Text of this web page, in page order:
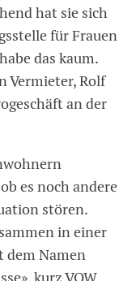
hat sie sich
für Frauen
das kaum.
Vermieter, Rolf
an der
es noch andere
stören.
in einer
dem Namen
kurz VOW,